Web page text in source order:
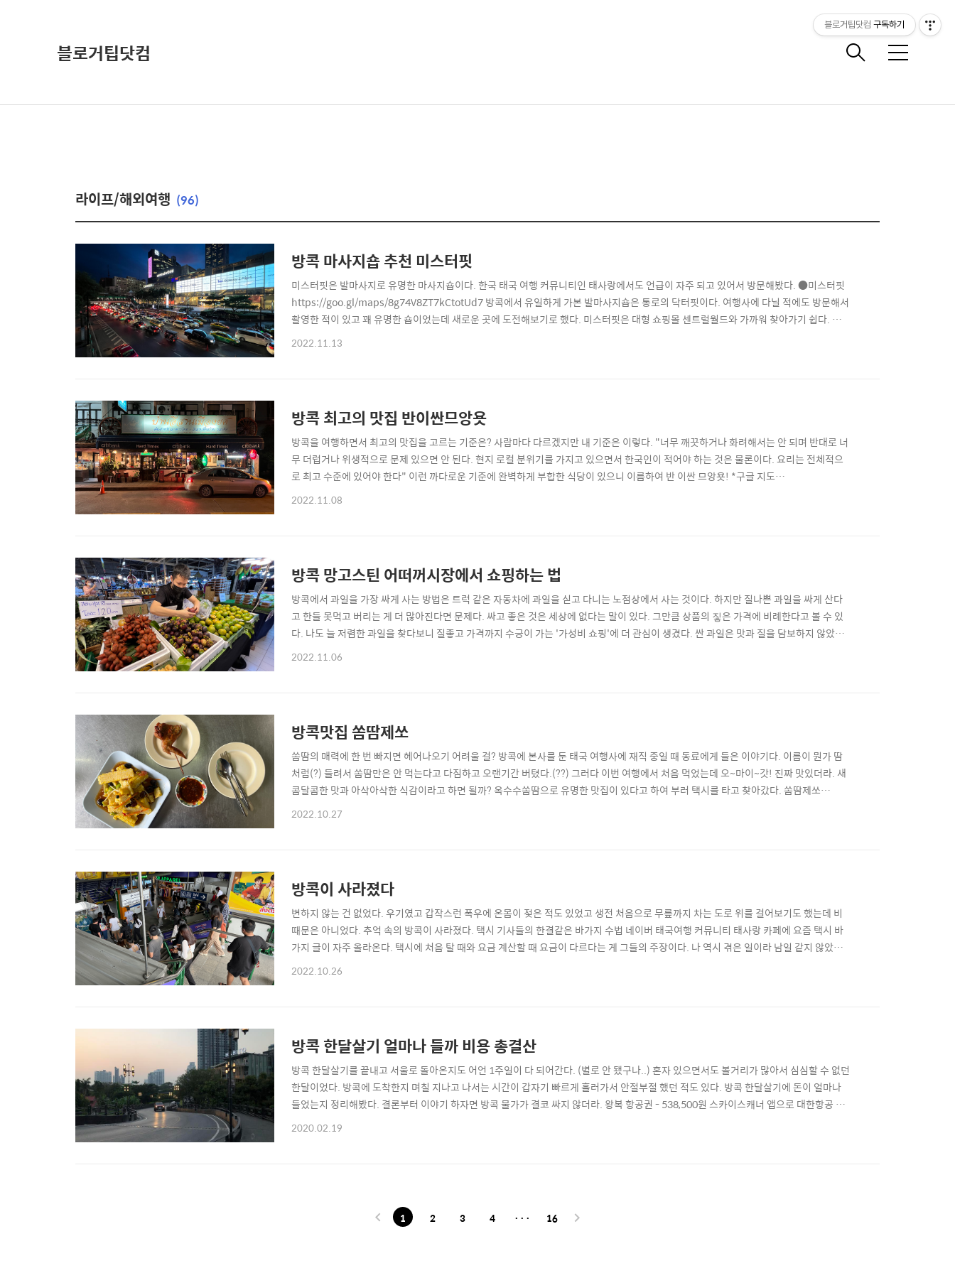
블로거팁닷컴 메
라이프/해외여행 (96)
방콕 마사지숍 추천 미스터핏
미스터핏은 발마사지로 유명한 마사지숍이다. 한국 태국 여행 커뮤니티인 태사랑에서도 언급이 자주 되고 있어서 방문해봤다. ●미스터핏
https://goo.gl/maps/8g74V8ZT7kCtotUd7 방콕에서 유일하게 가본 발마사지숍은 통로의 닥터핏이다. 여행사에 다닐 적에도 방문해서
촬영한 적이 있고 꽤 유명한 숍이었는데 새로운 곳에 도전해보기로 했다. 미스터핏은 대형 쇼핑몰 센트럴월드와 가까워 찾아가기 쉽다. 골
목길에 위치하고 있는데 주로 남성들이 많았다. 왜 그런지는 모르겠지만 발마사지숍에는 여성의 비율이 적다. 먼저 발을 씻고 마사지를 받
2022.11.13
방콕 최고의 맛집 반이싼므앙욧
방콕을 여행하면서 최고의 맛집을 고르는 기준은? 사람마다 다르겠지만 내 기준은 이렇다. "너무 깨끗하거나 화려해서는 안 되며 반대로 너
무 더럽거나 위생적으로 문제 있으면 안 된다. 현지 로컬 분위기를 가지고 있으면서 한국인이 적어야 하는 것은 물론이다. 요리는 전체적으
로 최고 수준에 있어야 한다" 이런 까다로운 기준에 완벽하게 부합한 식당이 있으니 이름하여 반 이싼 므앙욧! *구글 지도
https://goo.gl/maps/NLrwLzB5pgPFFJh78 반 이싼 므앙욧은 방콕의 청담이라 불리는 부촌 통로에 자리하고 있다. BTS에서 꽤 멀기
2022.11.08
방콕 망고스틴 어떠꺼시장에서 쇼핑하는 법
방콕에서 과일을 가장 싸게 사는 방법은 트럭 같은 자동차에 과일을 싣고 다니는 노점상에서 사는 것이다. 하지만 질나쁜 과일을 싸게 산다
고 한들 못먹고 버리는 게 더 많아진다면 문제다. 싸고 좋은 것은 세상에 없다는 말이 있다. 그만큼 상품의 짛은 가격에 비례한다고 볼 수 있
다. 나도 늘 저렴한 과일을 찾다보니 질좋고 가격까지 수긍이 가는 '가성비 쇼핑'에 더 관심이 생겼다. 싼 과일은 맛과 질을 담보하지 않았기
때문이다. 질좋은 과일은 고메마켓에 가면 널려 있는데 가격이 좋지 않다. 이쯤에서 떠오르는 질문 하나! 과연 질 좋고 너무 비싸지 않은 과
2022.11.06
방콕맛집 쏨땀제쏘
쏨땀의 매력에 한 번 빠지면 헤어나오기 어려울 걸? 방콕에 본사를 둔 태국 여행사에 재직 중일 때 동료에게 들은 이야기다. 이름이 뭔가 땀
처럼(?) 들려서 쏨땀만은 안 먹는다고 다짐하고 오랜기간 버텼다.(??) 그러다 이번 여행에서 처음 먹었는데 오~마이~갓! 진짜 맛있더라. 새
콤달콤한 맛과 아삭아삭한 식감이라고 하면 될까? 옥수수쏨땀으로 유명한 맛집이 있다고 하여 부러 택시를 타고 찾아갔다. 쏨땀제쏘
https://goo.gl/maps/4ovbFFUqfgp7Lvpy9 쏨땀 쩨쏘 · Phiphat 2, Silom, Bang Rak, Bangkok 10500 태국 ★★★★☆ · 태국 음
2022.10.27
방콕이 사라졌다
변하지 않는 건 없었다. 우기였고 갑작스런 폭우에 온몸이 젖은 적도 있었고 생전 처음으로 무릎까지 차는 도로 위를 걸어보기도 했는데 비
때문은 아니었다. 추억 속의 방콕이 사라졌다. 택시 기사들의 한결같은 바가지 수법 네이버 태국여행 커뮤니티 태사랑 카페에 요즘 택시 바
가지 글이 자주 올라온다. 택시에 처음 탈 때와 요금 계산할 때 요금이 다르다는 게 그들의 주장이다. 나 역시 겪은 일이라 남일 같지 않았다.
나는 출장으로 방콕에 몇달 간 머무른 적도 있었고 그 뒤로도 방콕을 수차례 찾을 정도로 방콕을 좋아했다. 그런데 택시 기사의 횡포 아닌 횡
2022.10.26
방콕 한달살기 얼마나 들까 비용 총결산
방콕 한달살기를 끝내고 서울로 돌아온지도 어언 1주일이 다 되어간다. (별로 안 됐구나..) 혼자 있으면서도 볼거리가 많아서 심심할 수 없던
한달이었다. 방콕에 도착한지 며칠 지나고 나서는 시간이 갑자기 빠르게 흘러가서 안절부절 했던 적도 있다. 방콕 한달살기에 돈이 얼마나
들었는지 정리해봤다. 결론부터 이야기 하자면 방콕 물가가 결코 싸지 않더라. 왕복 항공권 - 538,500원 스카이스캐너 앱으로 대한항공 왕
복 항공권을 끊었다. 나의 실수였다. 타이항공보다 좌석이 못하다. 다음에 다시 방콕에 가게 되면 무조건 타이항공으로 예매해야지. 돌아오
2020.02.19
1 2 3 4 ··· 16
블로거팁닷컴 구독하기